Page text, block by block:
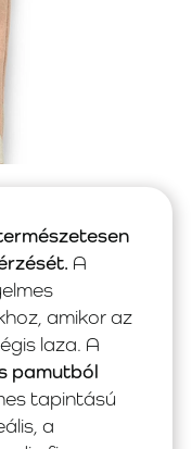
A
amikor az
laza. A
pamutból
tapintású
a